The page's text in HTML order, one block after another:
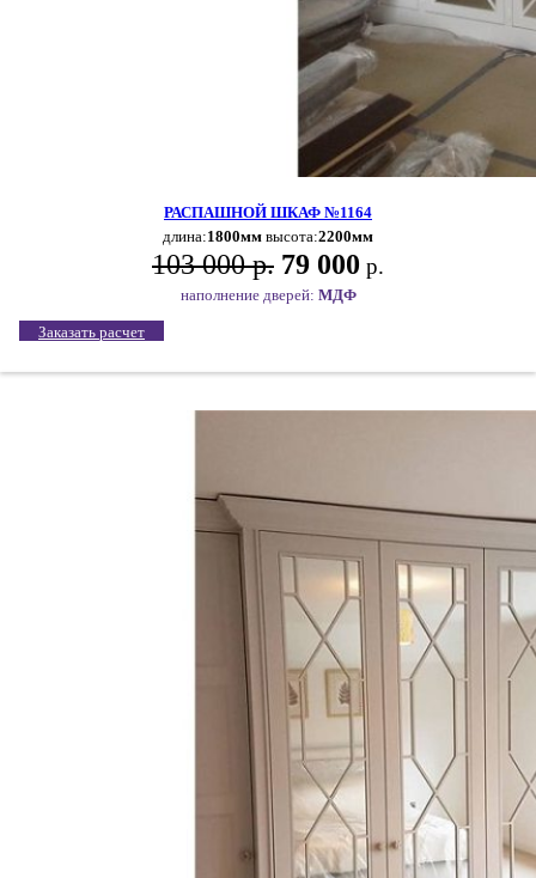
РАСПАШНОЙ ШКАФ №1164
длина:1800мм высота:2200мм
103 000 р. 79 000 р.
наполнение дверей: МДФ
Заказать расчет